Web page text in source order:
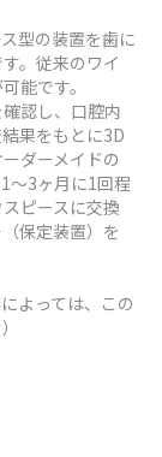
型の装置を歯に
。従来のワイ
能です。
認し、口腔内
果をもとに3D
ダーメイドの
～3ヶ月に1回程
ピースに交換
保定装置）を
よっては、この